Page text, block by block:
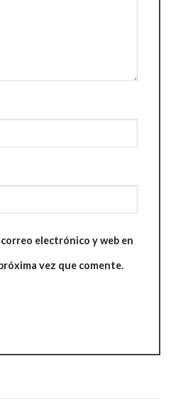
electrónico y web en
vez que comente.